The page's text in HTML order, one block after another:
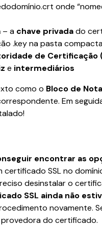
onde
– a chave privada do
.key na pasta
de Certificação
e intermediários
como o Bloco de
Em
encontrar as
certificado SSL no
desinstalar o
SSL ainda não
novamente.
do certificado.